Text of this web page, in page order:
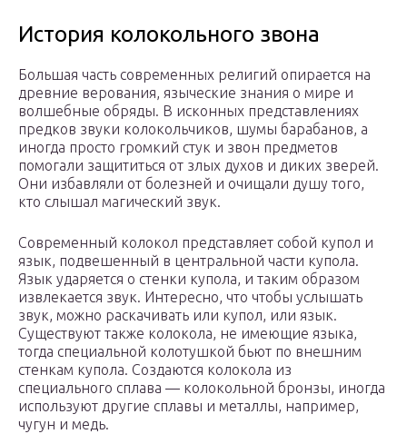
История колокольного звона
Большая часть современных религий опирается на
древние верования, языческие знания о мире и
волшебные обряды. В исконных представлениях
предков звуки колокольчиков, шумы барабанов, а
иногда просто громкий стук и звон предметов
помогали защититься от злых духов и диких зверей.
Они избавляли от болезней и очищали душу того,
кто слышал магический звук.
Современный колокол представляет собой купол и
язык, подвешенный в центральной части купола.
Язык ударяется о стенки купола, и таким образом
извлекается звук. Интересно, что чтобы услышать
звук, можно раскачивать или купол, или язык.
Существуют также колокола, не имеющие языка,
тогда специальной колотушкой бьют по внешним
стенкам купола. Создаются колокола из
специального сплава — колокольной бронзы, иногда
используют другие сплавы и металлы, например,
чугун и медь.